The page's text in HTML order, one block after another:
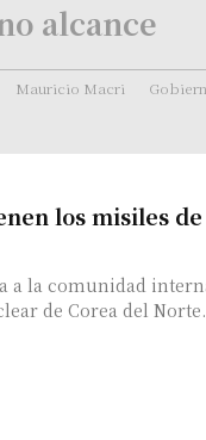
alcance
Mauricio Macri
los misiles de
a la comunidad
de Corea del Norte. Una